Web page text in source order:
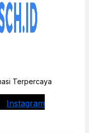
Terpercaya
Instagram